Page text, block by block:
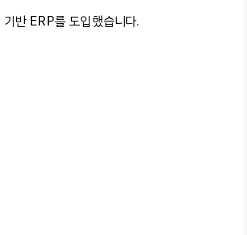
기반 ERP를 도입했습니다.